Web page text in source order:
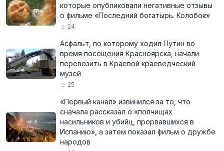
которые опубликовали негативные отзывы
о фильме «Последний богатырь. Колобок»
24
Асфальт, по которому ходил Путин во
время посещения Красноярска, начали
перевозить в Краевой краеведческий
музей
25
«Первый канал» извинился за то, что
сначала рассказал о «полчищах
насильников и убийц, прорвавшихся в
Испанию», а затем показал фильм о дружбе
народов